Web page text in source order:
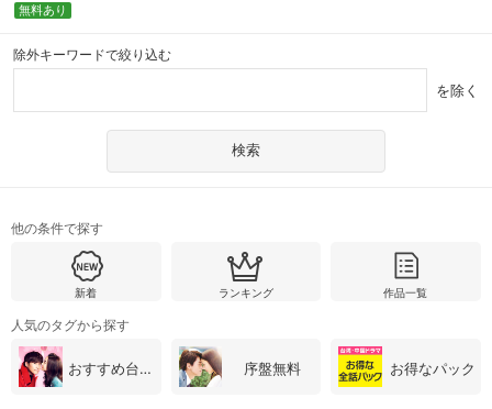
無料あり
除外キーワードで絞り込む
を除く
他の条件で探す
新着 ランキング 作品一覧
人気のタグから探す
おすすめ台湾・中国ドラマ 序盤無料 お得なパック